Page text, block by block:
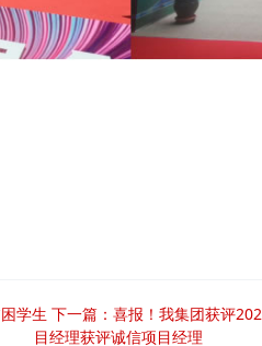
学生 下一篇：喜报！我集团获评
目经理获评诚信项目经理